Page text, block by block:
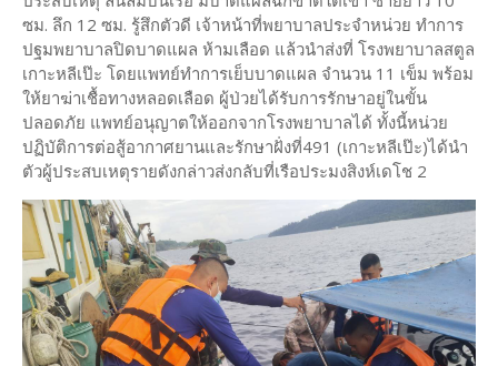
ซม. ลึก 12 ซม. รู้สึกตัวดี เจ้าหน้าที่พยาบาลประจำหน่วย ทำการ
ปฐมพยาบาลปิดบาดแผล ห้ามเลือด แล้วนำส่งที่ โรงพยาบาลสตูล
เกาะหลีเป๊ะ โดยแพทย์ทำการเย็บบาดแผล จำนวน 11 เข็ม พร้อม
ให้ยาฆ่าเชื้อทางหลอดเลือด ผู้ป่วยได้รับการรักษาอยู่ในขั้น
ปลอดภัย แพทย์อนุญาตให้ออกจากโรงพยาบาลได้ ทั้งนี้หน่วย
ปฏิบัติการต่อสู้อากาศยานและรักษาฝั่งที่491 (เกาะหลีเป๊ะ)ได้นำ
ตัวผู้ประสบเหตุรายดังกล่าวส่งกลับที่เรือประมงสิงห์เดโช 2